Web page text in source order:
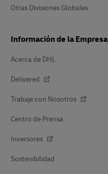
Otras Divisiones Globales
Información de la Empresa
Acerca de DHL
Delivered
Trabaje con Nosotros
Centro de Prensa
Inversores
Sostenibilidad